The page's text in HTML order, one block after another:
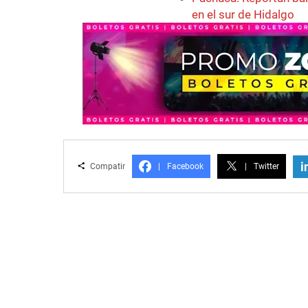
en el sur de Hidalgo
Compatir Facebook Twitter